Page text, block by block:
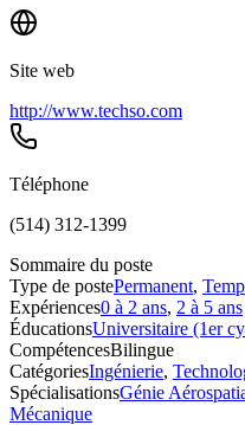
Site web
http://www.techso.com
Téléphone
(514) 312-1399
Sommaire du poste
Type de postePermanent,
Expériences0 à 2 ans, 2 à 5 ans
ÉducationsUniversitaire (1er
CompétencesBilingue
CatégoriesIngénierie,
SpécialisationsGénie
Mécanique